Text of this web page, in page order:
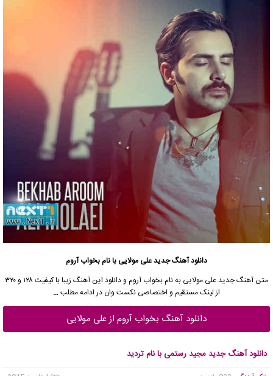
دانلود آهنگ جدید علی مولایی با نام بخواب آروم
متن آهنگ جدید علی مولایی به نام بخواب آروم و دانلود این آهنگ زیبا با کیفیت ۱۲۸ و ۳۲۰
از لینک مستقیم و اختصاصی نکست وان در ادامه مطلب…
دانلود آهنگ بخواب آروم از علی مولایی
دانلود آهنگ جدید مجید رستمی با نام تردید